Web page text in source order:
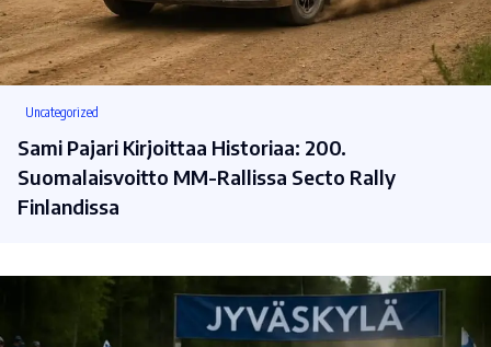
Uncategorized
Sami Pajari Kirjoittaa Historiaa: 200.
Suomalaisvoitto MM-Rallissa Secto Rally
Finlandissa